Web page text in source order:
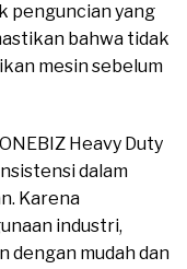
penguncian yang
bahwa tidak
mesin sebelum
Heavy Duty
dalam
Karena
industri,
dengan mudah dan